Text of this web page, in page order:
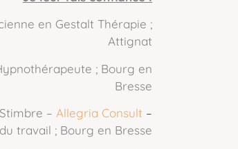
en Gestalt Thérapie ;
Attignat
; Bourg en
Bresse
– Allegria Consult –
travail ; Bourg en Bresse